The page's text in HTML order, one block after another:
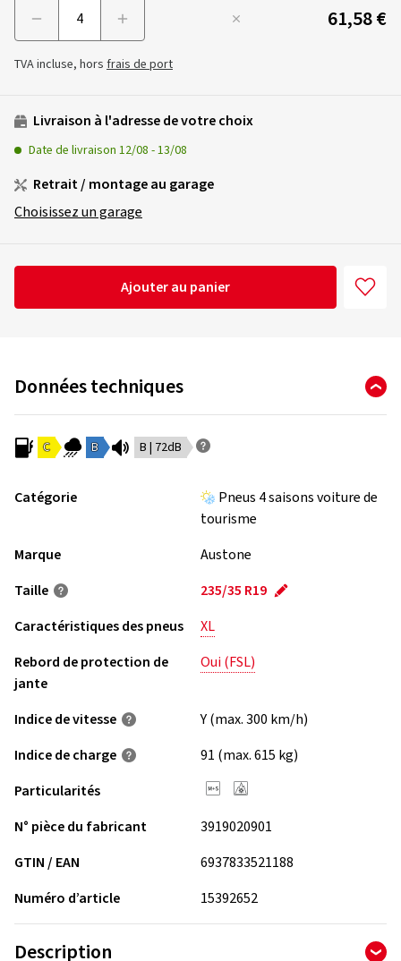
61,58 €
TVA incluse, hors frais de port
Livraison à l'adresse de votre choix
Date de livraison 12/08 -13/08
Retrait / montage au garage
Choisissez un garage
Ajouter au panier
Données techniques
C B B | 72dB
Catégorie
Pneus 4 saisons voiture de
tourisme
Marque
Austone
Taille
235/35 R19
Caractéristiques des pneus
XL
Rebord de protection de
jante
Oui (FSL)
Indice de vitesse
Y (max. 300 km/h)
Indice de charge
91 (max. 615 kg)
Particularités
N° pièce du fabricant
3919020901
GTIN / EAN
6937833521188
Numéro d’article
15392652
Description